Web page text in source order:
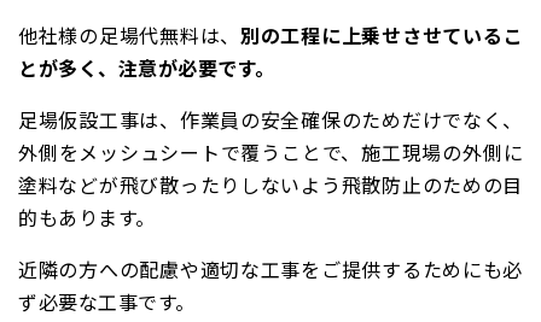
他社様の足場代無料は、別の工程に上乗せさせているこ
とが多く、注意が必要です。
足場仮設工事は、作業員の安全確保のためだけでなく、
外側をメッシュシートで覆うことで、施工現場の外側に
塗料などが飛び散ったりしないよう飛散防止のための目
的もあります。
近隣の方への配慮や適切な工事をご提供するためにも必
ず必要な工事です。